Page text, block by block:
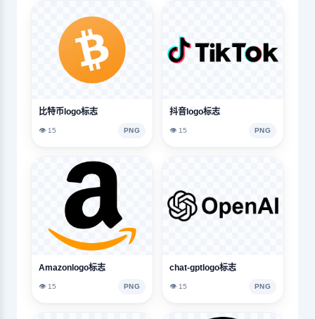
比特币logo标志
👁️ 15 PNG
抖音logo标志
👁️ 15 PNG
Amazonlogo标志
👁️ 15 PNG
chat-gptlogo标志
👁️ 15 PNG